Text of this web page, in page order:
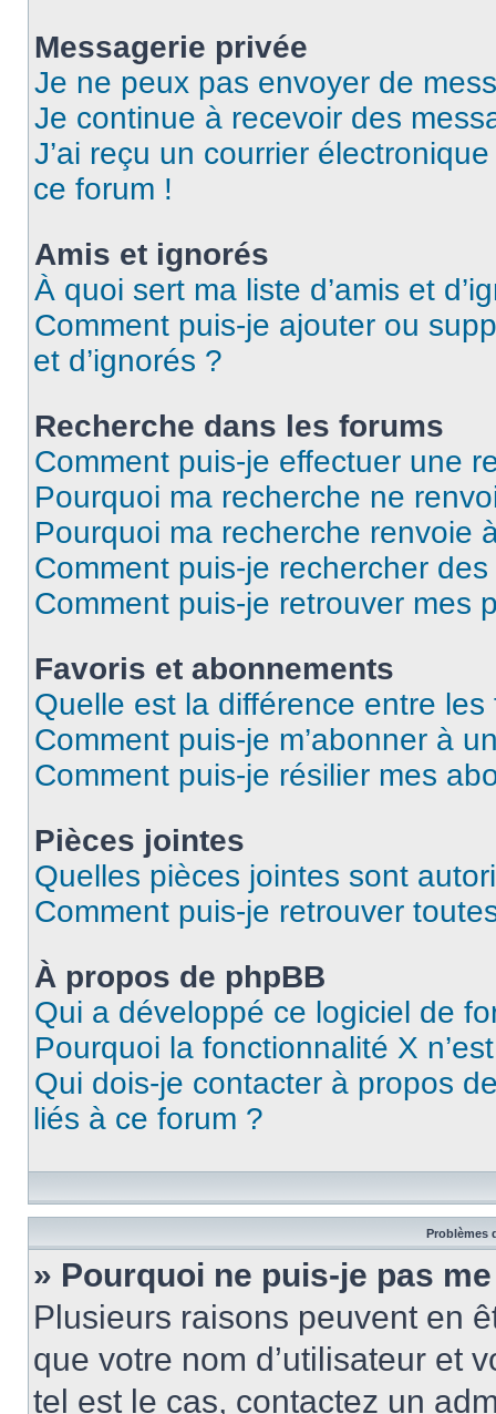
Messagerie privée
Je ne peux pas envoyer de
Je continue à recevoir des
J’ai reçu un courrier
ce forum !
Amis et ignorés
À quoi sert ma liste d’amis et
Comment puis-je ajouter ou
et d’ignorés ?
Recherche dans les forums
Comment puis-je effectuer une
Pourquoi ma recherche ne
Pourquoi ma recherche renvoie
Comment puis-je rechercher
Comment puis-je retrouver mes
Favoris et abonnements
Quelle est la différence entre
Comment puis-je m’abonner à
Comment puis-je résilier mes
Pièces jointes
Quelles pièces jointes sont
Comment puis-je retrouver
À propos de phpBB
Qui a développé ce logiciel de
Pourquoi la fonctionnalité X
Qui dois-je contacter à propos
liés à ce forum ?
Problèmes
» Pourquoi ne puis-je pas
Plusieurs raisons peuvent en
que votre nom d’utilisateur et
tel est le cas, contactez un